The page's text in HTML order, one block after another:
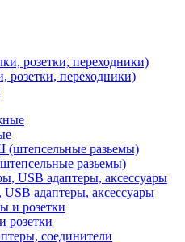
розетки, переходники)
разьемы)
адаптеры, аксессуары
розетки